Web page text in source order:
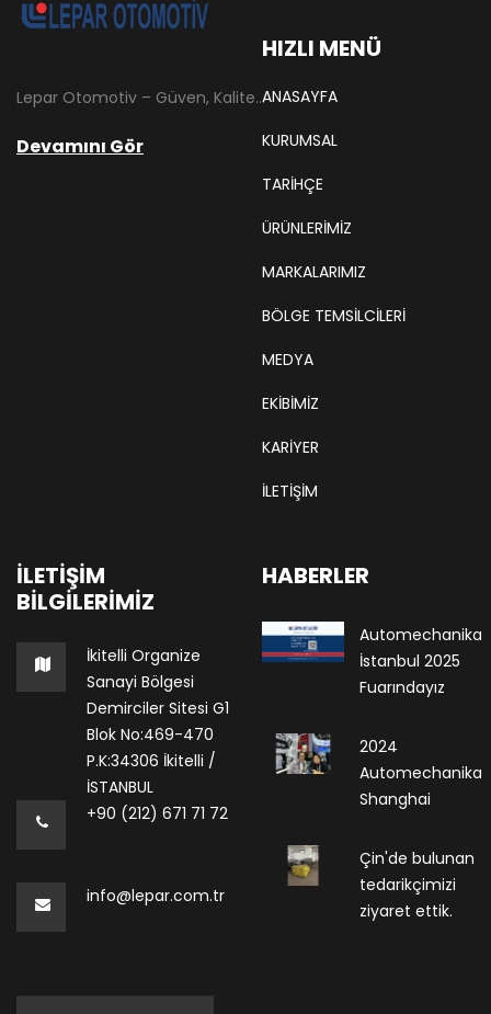
Lepar Otomotiv – Güven, Kalite ve İstikrarın Adresi Lepar Otomotiv, Türkiye’nin otomotiv yedek parça sektöründe köklü bir geçmişe sahip, yenilikçi ve öncü firmalarından biridir. 1966 yılında Hüsnü Leblebici tarafından Tokat’ta mütevazı bir girişim olarak kurulan firmamız, ilk etapta Ford kamyonları, Ford Otosan minibüsleri ve Anadol marka araçların ünite ve yedek parçalarının satışını gerçekleştirerek sektöre adım atmıştır.
Devamını Gör
HIZLI MENÜ
ANASAYFA
KURUMSAL
TARIHÇE
ÜRÜNLERİMİZ
MARKALARIMIZ
BÖLGE TEMSILCILERI
MEDYA
EKIBIMIZ
KARIYER
İLETİŞİM
İLETIŞIM
BILGILERIMIZ
İkitelli Organize
Sanayi Bölgesi
Demirciler Sitesi G1
Blok No:469-470
P.K:34306 İkitelli /
İSTANBUL
+90 (212) 671 71 72
info@lepar.com.tr
HABERLER
Automechanika
İstanbul 2025
Fuarındayız
2024
Automechanika
Shanghai
Çin'de bulunan
tedarikçimizi
ziyaret ettik.